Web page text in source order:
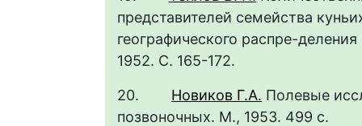
представителей семейства
географического распре-
1952. С. 165-172.
20. Новиков Г.А. Полевые
позвоночных. М.,